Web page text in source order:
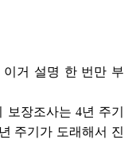
이거 설명 한 번만 부
보장조사는 4년 주기
주기가 도래해서 진